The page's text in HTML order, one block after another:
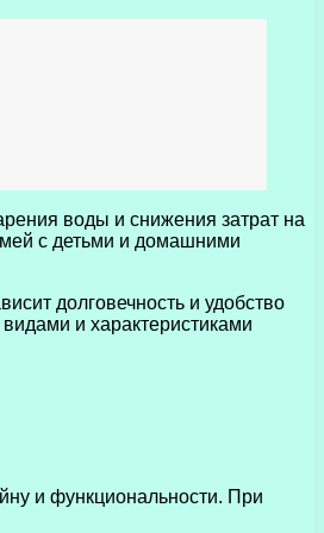
воды и снижения затрат на
с детьми и домашними
долговечность и удобство
и характеристиками
и функциональности. При